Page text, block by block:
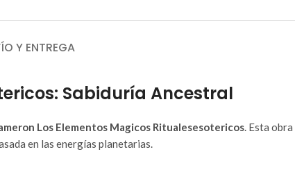
Y ENTREGA
Sabiduría Ancestral
Los Elementos Magicos Ritualesesotericos. Esta
en las energías planetarias.